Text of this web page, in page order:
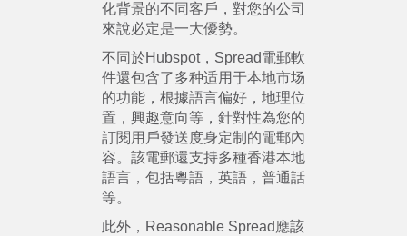
化背景的不同客戶，對您的公司
來說必定是一大優勢。
不同於Hubspot，Spread電郵軟
件還包含了多种适用于本地市场
的功能，根據語言偏好，地理位
置，興趣意向等，針對性為您的
訂閱用戶發送度身定制的電郵內
容。該電郵還支持多種香港本地
語言，包括粵語，英語，普通話
等。
此外，Reasonable Spread應該